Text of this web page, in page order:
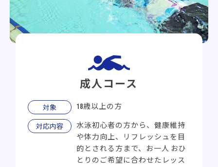
成人コース
対象 18歳以上の方
対応内容
水泳初心者の方から、健康維持
や体力向上、リフレッシュを目
的とされる方まで、お一人 おひ
とりのご希望に合わせたレッス